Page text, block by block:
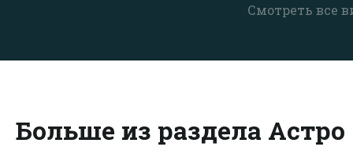
Смотреть все
Больше из раздела Астро